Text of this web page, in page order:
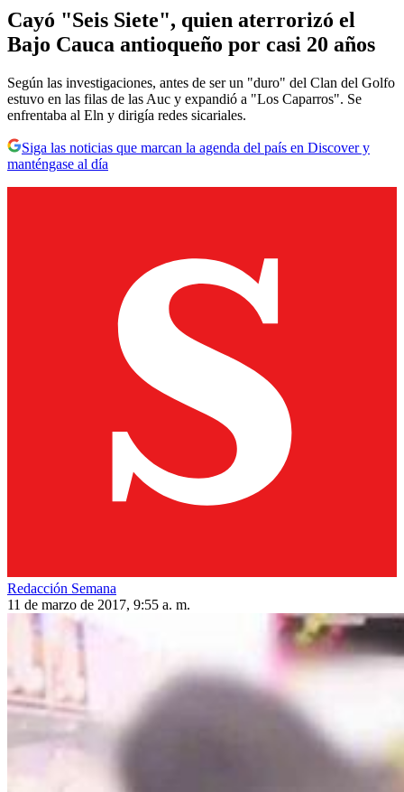
Cayó "Seis Siete", quien aterrorizó el
Bajo Cauca antioqueño por casi 20 años
Según las investigaciones, antes de ser un "duro" del Clan del Golfo
estuvo en las filas de las Auc y expandió a "Los Caparros". Se
enfrentaba al Eln y dirigía redes sicariales.
Siga las noticias que marcan la agenda del país en Discover y
manténgase al día
Redacción Semana
11 de marzo de 2017, 9:55 a. m.